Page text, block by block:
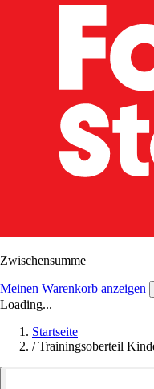
Zwischensumme
Meinen Warenkorb anzeigen
Loading...
Startseite
/ Trainingsoberteil